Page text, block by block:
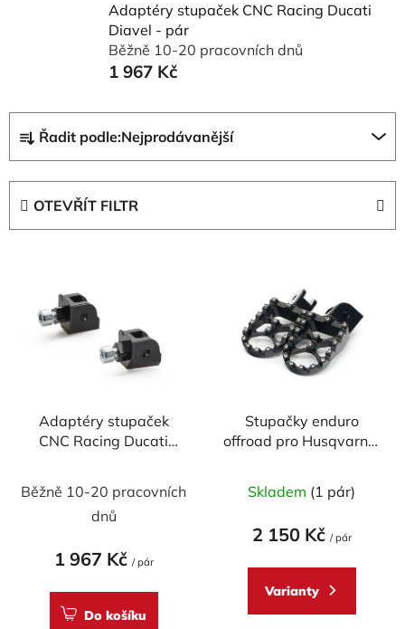
Adaptéry stupaček CNC Racing Ducati
Diavel - pár
Běžně 10-20 pracovních dnů
1 967 Kč
a
z
Řadit podle:Nejprodávanější
OTEVŘÍT FILTR
Adaptéry stupaček
CNC Racing Ducati
Běžně 10-20 pracovních
dnů
1 967 Kč / pár
Do košíku
Stupačky enduro
offroad pro Husqvarna,
Skladem (1 pár)
2 150 Kč / pár
Varianty